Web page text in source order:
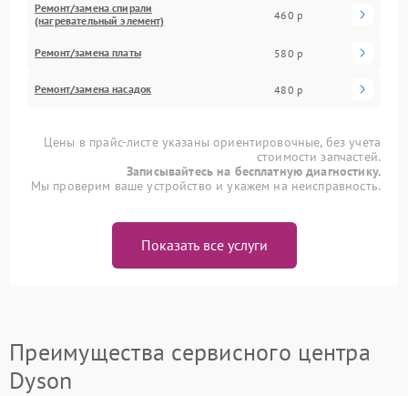
Ремонт/замена спирали
(нагревательный элемент)
460 р
Ремонт/замена платы 580 р
Ремонт/замена насадок 480 р
Цены в прайс-листе указаны ориентировочные, без учета
стоимости запчастей.
Записывайтесь на бесплатную диагностику.
Мы проверим ваше устройство и укажем на неисправность.
Показать все услуги
Преимущества сервисного центра
Dyson